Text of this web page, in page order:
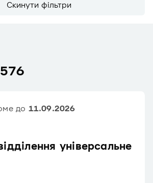
Скинути фільтри
універсальне
до 11.09.2026